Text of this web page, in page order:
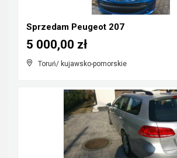
Sprzedam Peugeot 207
Toruń/ kujawsko-pomorskie
5 000,00 zł